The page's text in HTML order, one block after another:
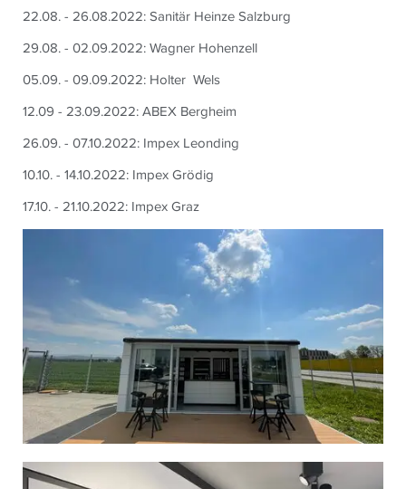
22.08. - 26.08.2022: Sanitär Heinze Salzburg
29.08. - 02.09.2022: Wagner Hohenzell
05.09. - 09.09.2022: Holter Wels
12.09 - 23.09.2022: ABEX Bergheim
26.09. - 07.10.2022: Impex Leonding
10.10. - 14.10.2022: Impex Grödig
17.10. - 21.10.2022: Impex Graz